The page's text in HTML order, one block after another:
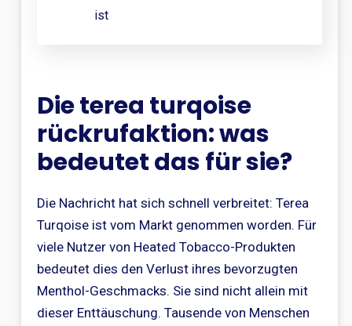
ist
Die terea turqoise
rückrufaktion: was
bedeutet das für sie?
Die Nachricht hat sich schnell verbreitet: Terea
Turqoise ist vom Markt genommen worden. Für
viele Nutzer von Heated Tobacco-Produkten
bedeutet dies den Verlust ihres bevorzugten
Menthol-Geschmacks. Sie sind nicht allein mit
dieser Enttäuschung. Tausende von Menschen